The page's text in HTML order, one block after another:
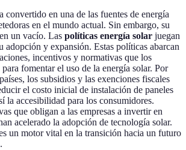
convertido en una de las fuentes de energía
en el mundo actual. Sin embargo, su
un vacío. Las políticas energía solar juegan
adopción y expansión. Estas políticas abarcan
incentivos y normativas que los
fomentar el uso de la energía solar. Por
los subsidios y las exenciones fiscales
el costo inicial de instalación de paneles
la accesibilidad para los consumidores.
que obligan a las empresas a invertir en
acelerado la adopción de tecnología solar.
un motor vital en la transición hacia un futuro